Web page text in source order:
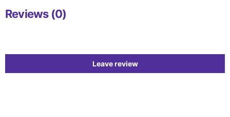
Reviews (0)
Leave review